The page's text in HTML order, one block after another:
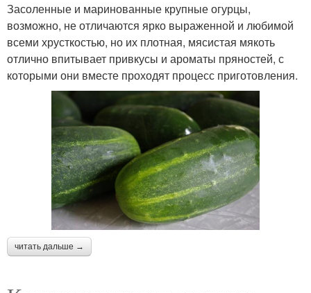
Засоленные и маринованные крупные огурцы,
возможно, не отличаются ярко выраженной и любимой
всеми хрусткостью, но их плотная, мясистая мякоть
отлично впитывает привкусы и ароматы пряностей, с
которыми они вместе проходят процесс приготовления.
читать дальше →